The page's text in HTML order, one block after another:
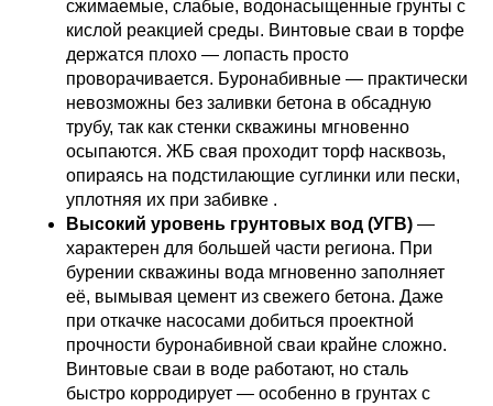
сжимаемые, слабые, водонасыщенные грунты с
кислой реакцией среды. Винтовые сваи в торфе
держатся плохо — лопасть просто
проворачивается. Буронабивные — практически
невозможны без заливки бетона в обсадную
трубу, так как стенки скважины мгновенно
осыпаются. ЖБ свая проходит торф насквозь,
опираясь на подстилающие суглинки или пески,
уплотняя их при забивке .
Высокий уровень грунтовых вод (УГВ) —
характерен для большей части региона. При
бурении скважины вода мгновенно заполняет
её, вымывая цемент из свежего бетона. Даже
при откачке насосами добиться проектной
прочности буронабивной сваи крайне сложно.
Винтовые сваи в воде работают, но сталь
быстро корродирует — особенно в грунтах с